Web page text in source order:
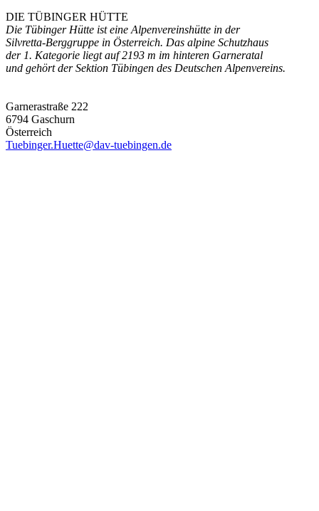
DIE TÜBINGER HÜTTE
Die Tübinger Hütte ist eine Alpenvereinshütte in der
Silvretta-Berggruppe in Österreich. Das alpine Schutzhaus
der 1. Kategorie liegt auf 2193 m im hinteren Garneratal
und gehört der Sektion Tübingen des Deutschen Alpenvereins.
Garnerastraße 222
6794 Gaschurn
Österreich
Tuebinger.Huette@dav-tuebingen.de